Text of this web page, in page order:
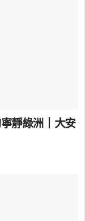
靜綠洲｜大安